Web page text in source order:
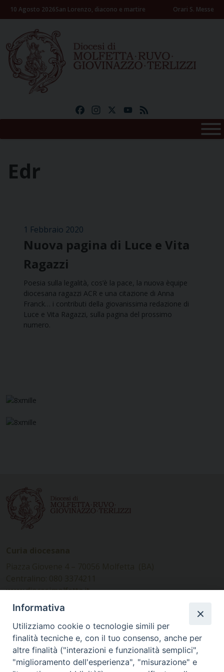
Skip10 Agosto 2026San Lorenzo, diacono e martire Orari S. Messe
FacebookInstagramYouTube
Edr
1 Febbraio 2020
Nuova pagina di Luce e Vita
Ragazzi
Poesia sulla legalità, cos’è la pace, la nuova èquipe
diocesana ragazzi ACR e una citazione di Anna
Franck… i contributi della giovanissima redazione di
Luce e Vita Ragazzi, sulla pagina del prossimo
numero.
www.diocesimolfetta.it –
diocesimolfetta@pec.chiesacattolica.it
Ufficio Comunicazioni sociali
Piazza Giovene 4 – 70056 Molfetta (BA)
comunicazionisociali@diocesimolfetta.it
Informativa
Utilizziamo cookie o tecnologie simili per
finalità tecniche e, con il tuo consenso, anche per
altre finalità ("interazioni e funzionalità semplici",
"miglioramento dell'esperienza", "misurazione" e